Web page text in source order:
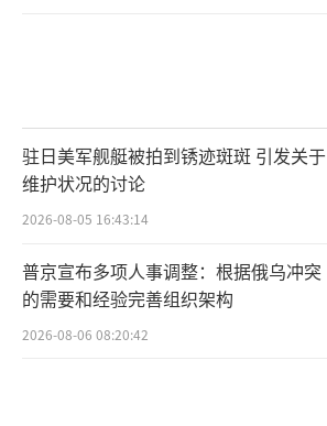
驻日美军舰艇被拍到锈迹斑斑 引发关于
维护状况的讨论
2026-08-05 16:43:14
普京宣布多项人事调整：根据俄乌冲突
的需要和经验完善组织架构
2026-08-06 08:20:42